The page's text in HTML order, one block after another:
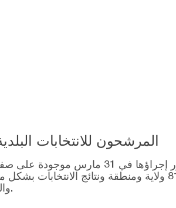
المرشحون للانتخابات البلدية المحلية –
قائمة رؤساء البلديات المرشحين للانتخابات
التصويت للتحالفات التي أنشأتها الأحزاب التركية في 81
والمرشحين على صفحة نتائج الانتخابات 2024.